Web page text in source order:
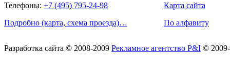
Телефоны: +7 (495) 795-24-98
Подробно (карта, схема проезда)…
Карта сайта
По алфавиту
Разработка сайта © 2008-2009 Рекламное агентство P&I ©